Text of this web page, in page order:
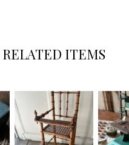
RELATED ITEMS